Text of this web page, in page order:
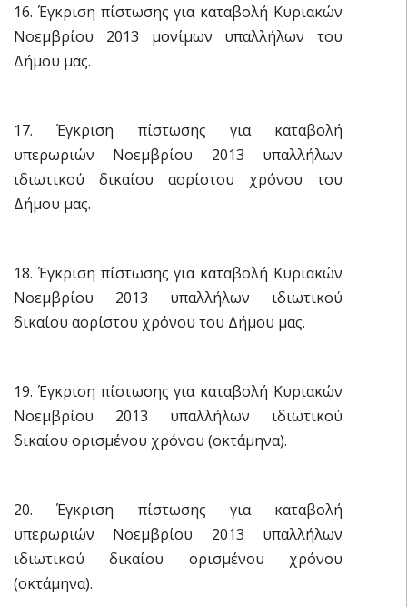
16. Έγκριση πίστωσης για καταβολή Κυριακών
Νοεμβρίου 2013 μονίμων υπαλλήλων του
Δήμου μας.
17. Έγκριση πίστωσης για καταβολή
υπερωριών Νοεμβρίου 2013 υπαλλήλων
ιδιωτικού δικαίου αορίστου χρόνου του
Δήμου μας.
18. Έγκριση πίστωσης για καταβολή Κυριακών
Νοεμβρίου 2013 υπαλλήλων ιδιωτικού
δικαίου αορίστου χρόνου του Δήμου μας.
19. Έγκριση πίστωσης για καταβολή Κυριακών
Νοεμβρίου 2013 υπαλλήλων ιδιωτικού
δικαίου ορισμένου χρόνου (οκτάμηνα).
20. Έγκριση πίστωσης για καταβολή
υπερωριών Νοεμβρίου 2013 υπαλλήλων
ιδιωτικού δικαίου ορισμένου χρόνου
(οκτάμηνα).